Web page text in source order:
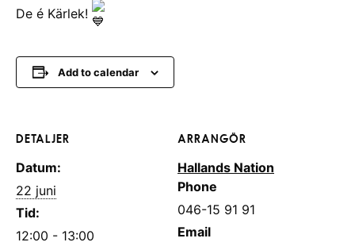
De é Kärlek!
Add to calendar
DETALJER
Datum:
22 juni
Tid:
12:00 - 13:00
ARRANGÖR
Hallands Nation
Phone
046-15 91 91
Email